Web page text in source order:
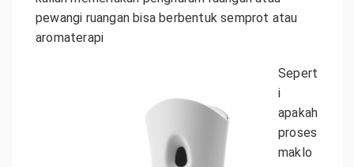
pewangi ruangan bisa berbentuk semprot atau
aromaterapi
Sepert
i
apakah
proses
maklo